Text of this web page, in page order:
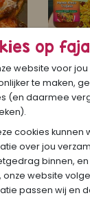
30
Bruine bonen met drumsticks uit de oven
Je kan je
Kookvideo's
kookboek!Klik
op
website voor
te maken,
(en daarmee
cookies kunnen
over jou
binnen,
onze website
passen wij en